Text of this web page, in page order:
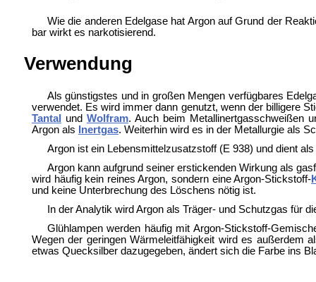
Wie die anderen Edelgase hat Argon auf Grund der
bar wirkt es narkotisierend.
Verwendung
Als günstigstes und in großen Mengen verfügbares
verwendet. Es wird immer dann genutzt, wenn der billigere
Tantal
undWolfram. Auch beim Metallinertgasschweißen
Argon als
Inertgas. Weiterhin wird es in der Metallurgie als
Argon ist ein Lebensmittelzusatzstoff (E 938) und dient
Argon kann aufgrund seiner erstickenden Wirkung als
wird häufig kein reines Argon, sondern eine Argon-Stickstoff-
und keine Unterbrechung des Löschens nötig ist.
In der Analytik wird Argon als Träger- und Schutzgas für
Glühlampen werden häufig mit Argon-Stickstoff-
Wegen der geringen Wärmeleitfähigkeit wird es außerdem
etwas Quecksilber dazugegeben, ändert sich die Farbe ins